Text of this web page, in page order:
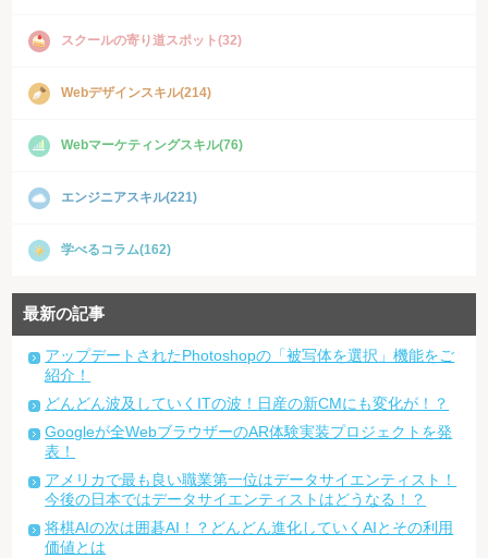
スクールの寄り道スポット(32)
Webデザインスキル(214)
Webマーケティングスキル(76)
エンジニアスキル(221)
学べるコラム(162)
最新の記事
アップデートされたPhotoshopの「被写体を選択」機能をご
紹介！
どんどん波及していくITの波！日産の新CMにも変化が！？
Googleが全WebブラウザーのAR体験実装プロジェクトを発
表！
アメリカで最も良い職業第一位はデータサイエンティスト！
今後の日本ではデータサイエンティストはどうなる！？
将棋AIの次は囲碁AI！？どんどん進化していくAIとその利用
価値とは